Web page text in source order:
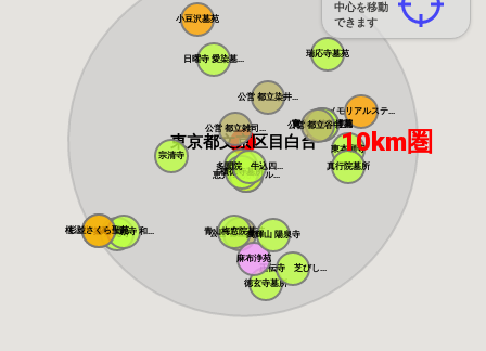
中心を移動
できます
感通寺
恵光メモリアル...
東本願寺
小豆沢墓苑
メモリアルステ...
宗清寺
浄見寺
瑞光寺
桜上水 みたま...
寛永寺谷中霊園
積徳寺墓所
徳玄寺墓所
真行院墓所
正伝寺 芝びし...
寛永寺德川浄苑
築地本願寺 和... 公営 都立青山...
公営 都立雑司...
公営 都立染井...
公営 都立谷中...
瑞応寺墓苑
多聞院 牛込四...
青山梅窓院墓苑
麻布浄苑
萬輝山 陽泉寺
日曜寺 愛染墓...
杉並さくら聖苑
東京都文京区目白台 10km圏